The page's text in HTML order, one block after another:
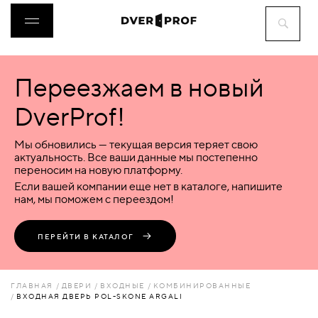
ДВЕРИ
ФУРНИТУРА
ВОРОТА
ПЕРЕГОРОДКИ
Переезжаем в новый
DverProf!
Мы обновились — текущая версия теряет свою
актуальность. Все ваши данные мы постепенно
переносим на новую платформу.
Если вашей компании еще нет в каталоге, напишите
нам, мы поможем с переездом!
ПЕРЕЙТИ В КАТАЛОГ
ГЛАВНАЯ ДВЕРИ ВХОДНЫЕ
КОМБИНИРОВАННЫЕ
ВХОДНАЯ ДВЕРЬ POL-SKONE ARGALI